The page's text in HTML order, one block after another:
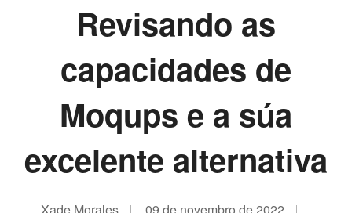
Revisando as
capacidades de
Moqups e a súa
excelente alternativa